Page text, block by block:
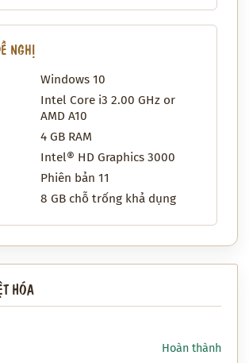
NGHỊ
Windows 10
Intel Core i3 2.00 GHz or
AMD A10
4 GB RAM
Intel® HD Graphics 3000
Phiên bản 11
8 GB chỗ trống khả dụng
HÓA
Hoàn thành